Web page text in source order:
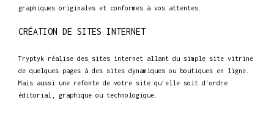
graphiques originales et conformes à vos attentes.
CRÉATION DE SITES INTERNET
Tryptyk réalise des sites internet allant du simple site vitrine
de quelques pages à des sites dynamiques ou boutiques en ligne.
Mais aussi une refonte de votre site qu'elle soit d'ordre
éditorial, graphique ou technologique.